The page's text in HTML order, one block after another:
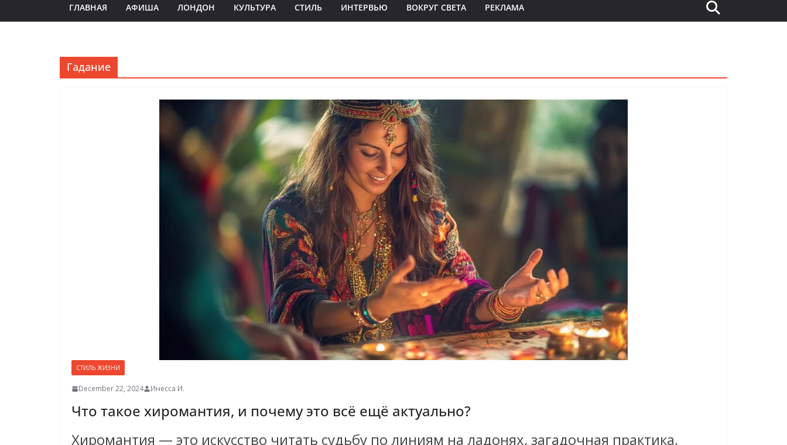
ГЛАВНАЯ АФИША ЛОНДОН КУЛЬТУРА СТИЛЬ ИНТЕРВЬЮ ВОКРУГ СВЕТА РЕКЛАМА
Гадание
СТИЛЬ ЖИЗНИ
December 22, 2024 Инесса И.
Что такое хиромантия, и почему это всё ещё актуально?
Хиромантия — это искусство читать судьбу по линиям на ладонях, загадочная практика,